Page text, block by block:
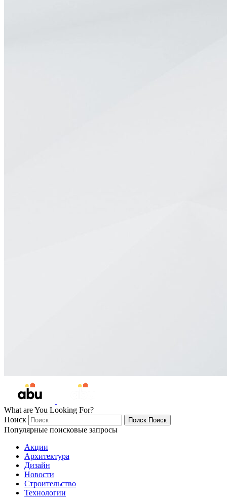
What are You Looking For?
Поиск
Поиск Поиск
Популярные поисковые запросы
Акции
Архитектура
Дизайн
Новости
Строительство
Технологии